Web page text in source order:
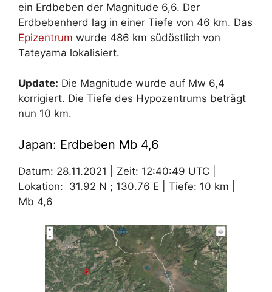
ein Erdbeben der Magnitude 6,6. Der
Erdbebenherd lag in einer Tiefe von 46 km. Das
Epizentrum wurde 486 km südöstlich von
Tateyama lokalisiert.
Update: Die Magnitude wurde auf Mw 6,4
korrigiert. Die Tiefe des Hypozentrums beträgt
nun 10 km.
Japan: Erdbeben Mb 4,6
Datum: 28.11.2021 | Zeit: 12:40:49 UTC |
Lokation: 31.92 N ; 130.76 E | Tiefe: 10 km |
Mb 4,6